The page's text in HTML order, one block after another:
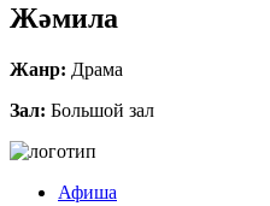
Жәмила
Жанр: Драма
Зал: Большой зал
Афиша